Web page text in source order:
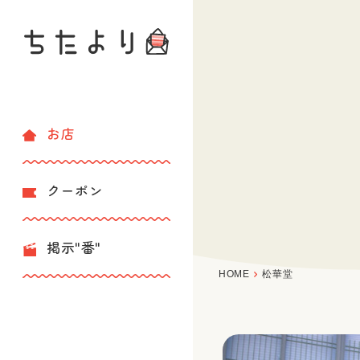
お店
クーポン
掲示"番"
HOME 松華堂